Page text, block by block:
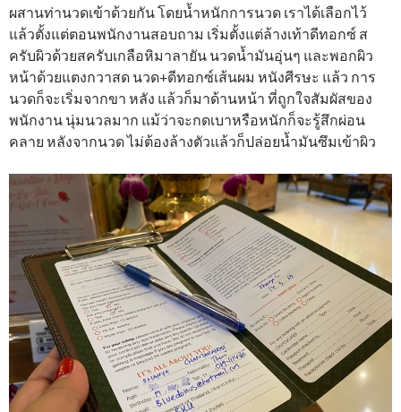
ผสานท่านวดเข้าด้วยกัน โดยน้ำหนักการนวด เราได้เลือกไว้
แล้วตั้งแต่ตอนพนักงานสอบถาม เริ่มตั้งแต่ล้างเท้าดีทอกซ์ ส
ครับผิวด้วยสครับเกลือหิมาลายัน นวดน้ำมันอุ่นๆ และพอกผิว
หน้าด้วยแตงกวาสด นวด+ดีทอกซ์เส้นผม หนังศีรษะ แล้ว การ
นวดก็จะเริ่มจากขา หลัง แล้วก็มาด้านหน้า ที่ถูกใจสัมผัสของ
พนักงาน นุ่มนวลมาก แม้ว่าจะกดเบาหรือหนักก็จะรู้สึกผ่อน
คลาย หลังจากนวด ไม่ต้องล้างตัวแล้วก็ปล่อยน้ำมันซึมเข้าผิว